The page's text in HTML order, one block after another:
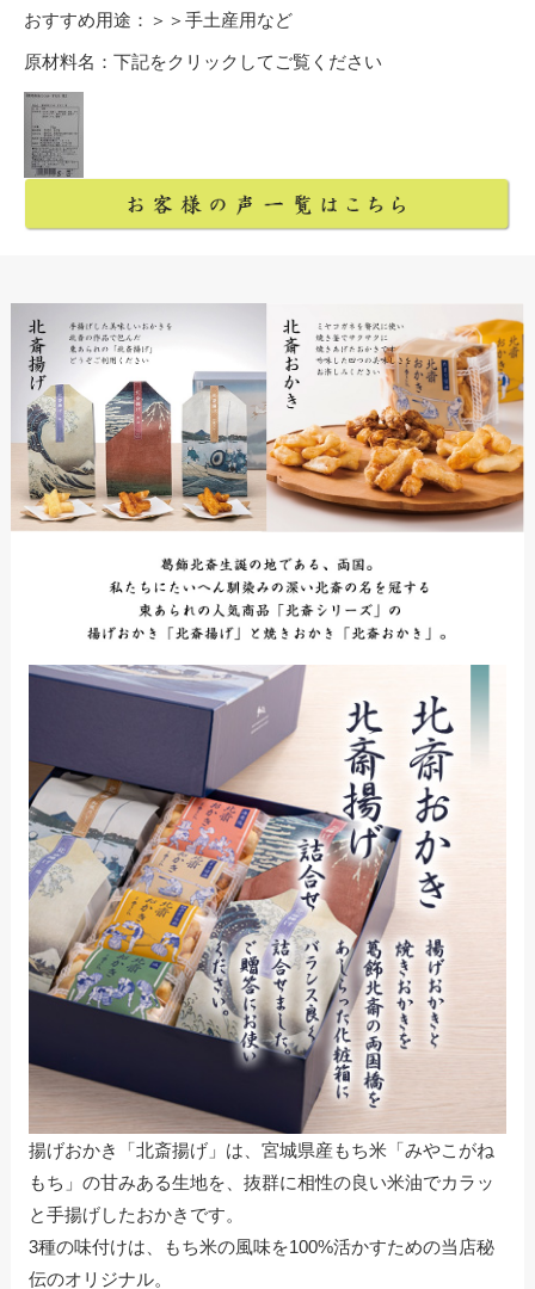
おすすめ用途： ＞＞手土産用など
原材料名：下記をクリックしてご覧ください
揚げおかき「北斎揚げ」は、宮城県産もち米「みやこがね
もち」の甘みある生地を、抜群に相性の良い米油でカラッ
と手揚げしたおかきです。
3種の味付けは、もち米の風味を100%活かすための当店秘
伝のオリジナル。